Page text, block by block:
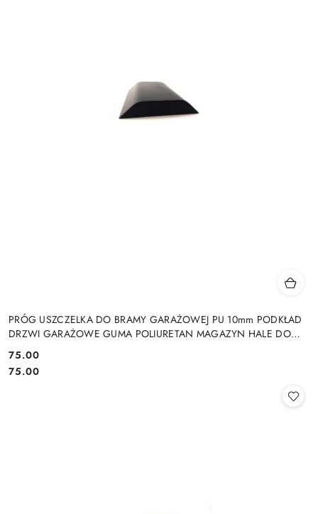
PRÓG USZCZELKA DO BRAMY GARAŻOWEJ PU 10mm PODKŁAD
DRZWI GARAŻOWE GUMA POLIURETAN MAGAZYN HALE DO
Cena:
75.00
Cena:
75.00